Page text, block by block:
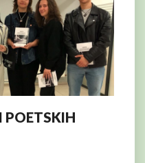
POETSKIH